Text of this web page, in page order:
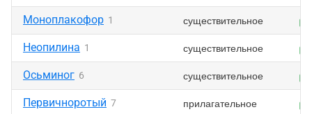
Моноплакофор 1 существительное
Неопилина 1 существительное
Осьминог 6 существительное
Первичноротый 7 прилагательное